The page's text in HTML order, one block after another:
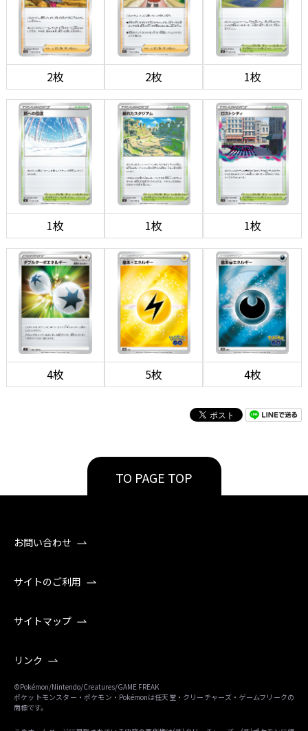
2枚 2枚 1枚
1枚 1枚 1枚
4枚 5枚 4枚
TO PAGE TOP
お問い合わせ
サイトのご利用
サイトマップ
リンク
©Pokémon/Nintendo/Creatures/GAME FREAK
ポケットモンスター・ポケモン・Pokémonは任天堂・クリーチャーズ・ゲームフリークの
商標です。